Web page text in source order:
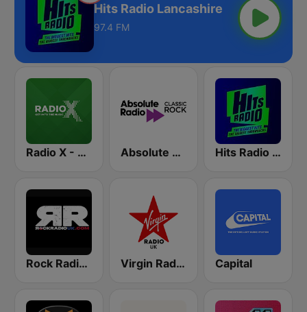
Hits Radio Lancashire
97.4 FM
Radio X - London Absolute Classic Rock Hits Radio Manchester
Rock Radio UK Virgin Radio UK Capital